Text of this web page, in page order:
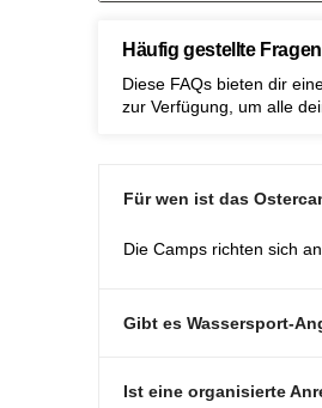
Häufig gestellte
Diese FAQs bieten dir
zur Verfügung, um alle
Für wen ist das
Die Camps richten sich
Gibt es Wassersport-
Ist eine organisierte